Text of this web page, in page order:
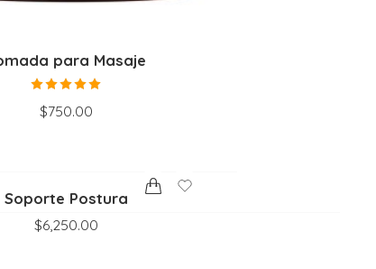
para Masaje
Valorado
$750.00
Soporte Postura
$6,250.00